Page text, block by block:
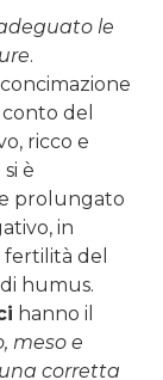
le
.
del
ricco e
è
prolungato
in
del
humus.
hanno il
meso e
una corretta